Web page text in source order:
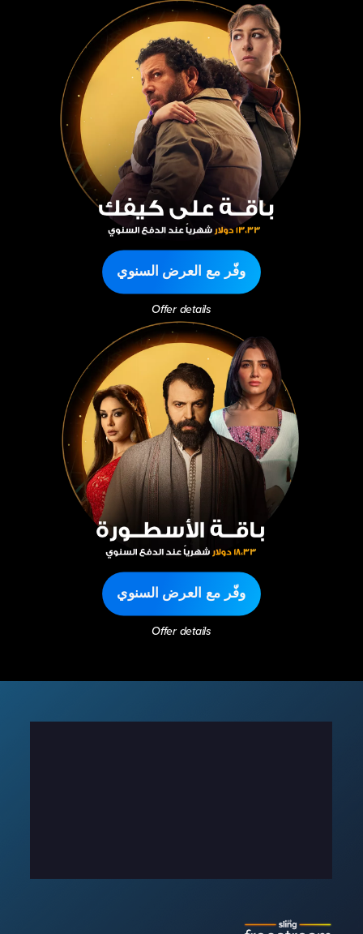
وفّر مع العرض السنوي
Offer details
وفّر مع العرض السنوي
Offer details